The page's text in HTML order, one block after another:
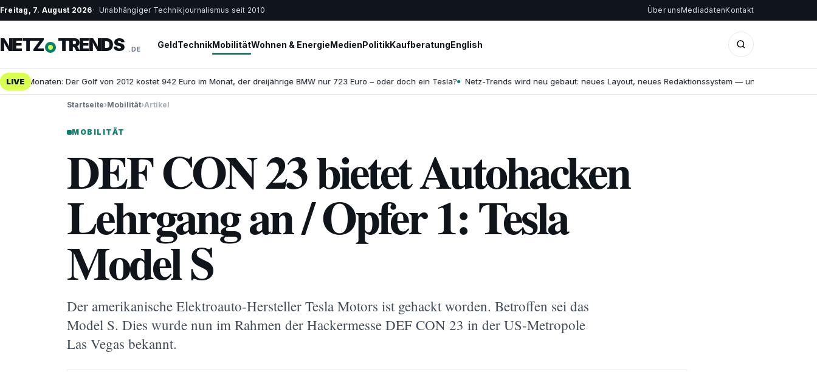
Freitag, 7. August 2026 Unabhängiger Technikjournalismus seit 2010 Über unsMediadatenKontakt
NETZ TRENDS .DE GeldTechnikMobilitätWohnen & EnergieMedienPolitikKaufberatungEnglish
LIVE
Monaten: Der Golf von 2012 kostet 942 Euro im Monat, der dreijährige BMW nur 723 Euro – oder doch ein Tesla? Netz-Trends wird neu gebaut: neues Layout, neues Redaktionssystem — und ein offener Blick
Startseite›Mobilität›Artikel
MOBILITÄT
DEF CON 23 bietet Autohacken
Lehrgang an / Opfer 1: Tesla
Model S
Der amerikanische Elektroauto-Hersteller Tesla Motors ist gehackt worden. Betroffen sei das
Model S. Dies wurde nun im Rahmen der Hackermesse DEF CON 23 in der US-Metropole
Las Vegas bekannt.